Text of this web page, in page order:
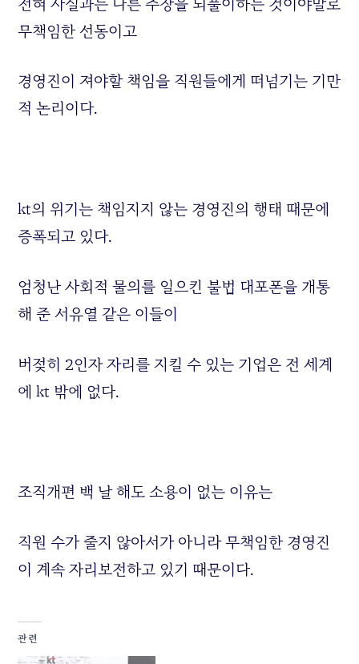
무책임한 선동이고
경영진이 져야할 책임을 직원들에게 떠넘기는 기만
적 논리이다.
kt의 위기는 책임지지 않는 경영진의 행태 때문에
증폭되고 있다.
엄청난 사회적 물의를 일으킨 불법 대포폰을 개통
해 준 서유열 같은 이들이
버젖히 2인자 자리를 지킬 수 있는 기업은 전 세계
에 kt 밖에 없다.
조직개편 백 날 해도 소용이 없는 이유는
직원 수가 줄지 않아서가 아니라 무책임한 경영진
이 계속 자리보전하고 있기 때문이다.
관련